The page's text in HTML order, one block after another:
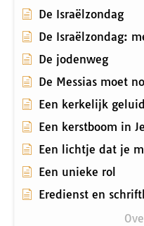
De Israëlzondag
De Israëlzondag:
De jodenweg
De Messias moet
Een kerkelijk
Een kerstboom in
Een lichtje dat je
Een unieke rol
Eredienst en